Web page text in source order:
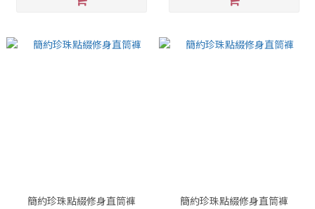
簡約珍珠點綴修身直筒褲 簡約珍珠點綴修身直筒褲